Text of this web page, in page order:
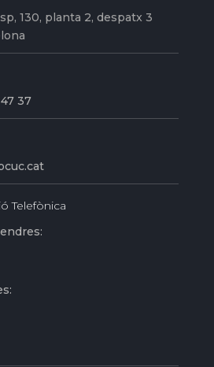
130, planta 2, despatx 3
37
Telefònica